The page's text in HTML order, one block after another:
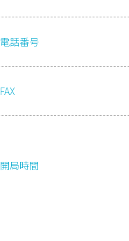
電話番号
FAX
開局時間